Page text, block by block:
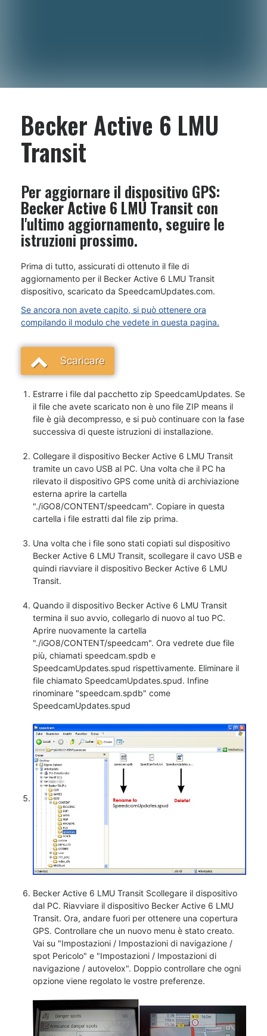
Becker Active 6 LMU
Transit
Per aggiornare il dispositivo GPS:
Becker Active 6 LMU Transit con
l'ultimo aggiornamento, seguire le
istruzioni prossimo.
Prima di tutto, assicurati di ottenuto il file di
aggiornamento per il Becker Active 6 LMU Transit
dispositivo, scaricato da SpeedcamUpdates.com.
Se ancora non avete capito, si può ottenere ora
compilando il modulo che vedete in questa pagina.
Scaricare
Estrarre i file dal pacchetto zip SpeedcamUpdates. Se
il file che avete scaricato non è uno file ZIP means il
file è già decompresso, e si può continuare con la fase
successiva di queste istruzioni di installazione.
Collegare il dispositivo Becker Active 6 LMU Transit
tramite un cavo USB al PC. Una volta che il PC ha
rilevato il dispositivo GPS come unità di archiviazione
esterna aprire la cartella
"./iGO8/CONTENT/speedcam". Copiare in questa
cartella i file estratti dal file zip prima.
Una volta che i file sono stati copiati sul dispositivo
Becker Active 6 LMU Transit, scollegare il cavo USB e
quindi riavviare il dispositivo Becker Active 6 LMU
Transit.
Quando il dispositivo Becker Active 6 LMU Transit
termina il suo avvio, collegarlo di nuovo al tuo PC.
Aprire nuovamente la cartella
"./iGO8/CONTENT/speedcam". Ora vedrete due file
più, chiamati speedcam.spdb e
SpeedcamUpdates.spud rispettivamente. Eliminare il
file chiamato SpeedcamUpdates.spud. Infine
rinominare "speedcam.spdb" come
SpeedcamUpdates.spud
Becker Active 6 LMU Transit Scollegare il dispositivo
dal PC. Riavviare il dispositivo Becker Active 6 LMU
Transit. Ora, andare fuori per ottenere una copertura
GPS. Controllare che un nuovo menu è stato creato.
Vai su "Impostazioni / Impostazioni di navigazione /
spot Pericolo" e "Impostazioni / Impostazioni di
navigazione / autovelox". Doppio controllare che ogni
opzione viene regolato le vostre preferenze.